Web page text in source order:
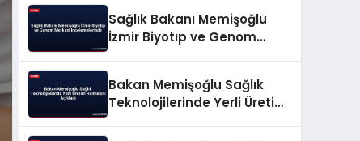
Sağlık Bakanı Memişoğlu
İzmir Biyotıp ve Genom
Bakan Memişoğlu Sağlık
Teknolojilerinde Yerli Üretim